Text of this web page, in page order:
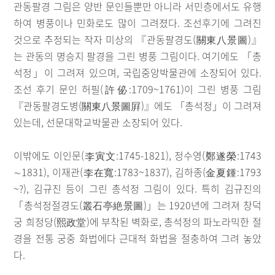
관동팔경 그림은 양반 문인들뿐만 아니라 서민층에서도 유행
하여 병풍이나 민화로도 많이 그려졌다. 조선후기에 그려진
것으로 추정되는 작자 미상의 『관동팔경도(關東八景圖)』
는 관동의 명승지 팔경을 그린 병풍 그림이다. 여기에도 「총
석정」이 그려져 있으며, 국립중앙박물관에 소장되어 있다.
조선 후기 문인 허필(許佖:1709~1761)이 그린 병풍 그림
『관동팔경도병(關東八景圖屛)』에도 「총석정」이 그려져
있는데, 선문대학교박물관 소장되어 있다.
이밖에도 이인문(李寅文:1745-1821), 정수영(鄭遂榮:1743
∼1831), 이재관(李在寬:1783~1837), 김하종(金夏鍾:1793
~?), 김규진 등이 그린 총석정 그림이 있다. 특히 김규진의
「총석정절경도(叢石亭絶景圖)」는 1920년에 그려져 창덕
궁 희정당(熙政堂)에 부착된 벽화로, 총석정의 파노라믹한 절
경을 전통 궁중 화법에다 근대적 화법을 절충하여 그려 놓았
다.